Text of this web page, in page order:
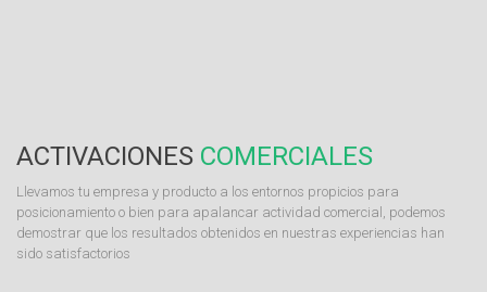
ACTIVACIONES COMERCIALES
Llevamos tu empresa y producto a los entornos propicios para
posicionamiento o bien para apalancar actividad comercial, podemos
demostrar que los resultados obtenidos en nuestras experiencias han
sido satisfactorios